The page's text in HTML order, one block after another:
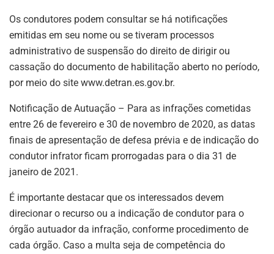
Os condutores podem consultar se há notificações
emitidas em seu nome ou se tiveram processos
administrativo de suspensão do direito de dirigir ou
cassação do documento de habilitação aberto no período,
por meio do site www.detran.es.gov.br.
Notificação de Autuação – Para as infrações cometidas
entre 26 de fevereiro e 30 de novembro de 2020, as datas
finais de apresentação de defesa prévia e de indicação do
condutor infrator ficam prorrogadas para o dia 31 de
janeiro de 2021.
É importante destacar que os interessados devem
direcionar o recurso ou a indicação de condutor para o
órgão autuador da infração, conforme procedimento de
cada órgão. Caso a multa seja de competência do